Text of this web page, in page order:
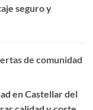
seguro y
de comunidad
en Castellar del